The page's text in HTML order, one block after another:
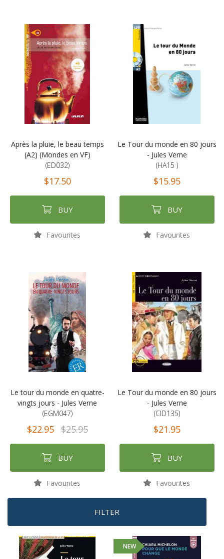
Après la pluie, le beau temps
(A2) (Mondes en VF)
(ED032)
$17.50
BUY
Favourites
Le Tour du monde en 80 jours
- Jules Verne
(HA15 )
$15.95
BUY
Favourites
Le tour du monde en quatre-
vingts jours - Jules Verne
(EGM047)
$22.95 $25.95
BUY
Favourites
Le Tour du monde en 80 jours
- Jules Verne
(CID135)
$21.95
BUY
Favourites
FILTER
NEW